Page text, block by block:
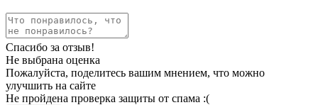
Спасибо за отзыв!
Не выбрана оценка
Пожалуйста, поделитесь вашим мнением, что можно
улучшить на сайте
Не пройдена проверка защиты от спама :(